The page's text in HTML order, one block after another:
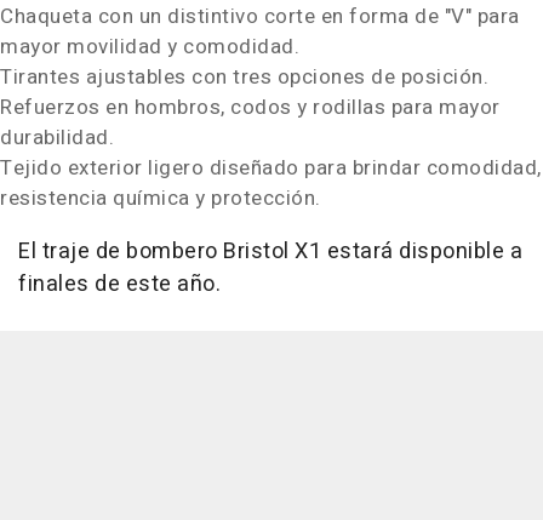
Chaqueta con un distintivo corte en forma de "V" para
mayor movilidad y comodidad.
Tirantes ajustables con tres opciones de posición.
Refuerzos en hombros, codos y rodillas para mayor
durabilidad.
Tejido exterior ligero diseñado para brindar comodidad,
resistencia química y protección.
El traje de bombero Bristol X1 estará disponible a
finales de este año.